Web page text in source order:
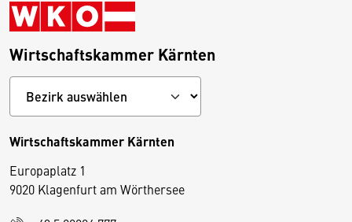
Wirtschaftskammer Kärnten
Wirtschaftskammer Kärnten
Europaplatz 1
9020 Klagenfurt am Wörthersee